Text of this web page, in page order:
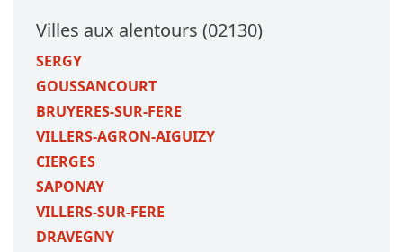
Villes aux alentours (02130)
SERGY
GOUSSANCOURT
BRUYERES-SUR-FERE
VILLERS-AGRON-AIGUIZY
CIERGES
SAPONAY
VILLERS-SUR-FERE
DRAVEGNY